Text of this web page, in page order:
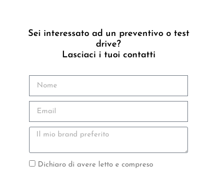
Sei interessato ad un preventivo o test
drive?
Lasciaci i tuoi contatti
Dichiaro di avere letto e compreso